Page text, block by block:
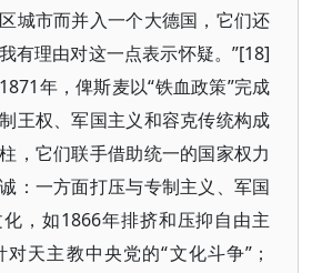
城市而并入一个大德国，它们还
有理由对这一点表示怀疑。”[18]
年，俾斯麦以“铁血政策”完成
王权、军国主义和容克传统构成
，它们联手借助统一的国家权力
：一方面打压与专制主义、军国
，如1866年排挤和压抑自由主
天主教中央党的“文化斗争”；